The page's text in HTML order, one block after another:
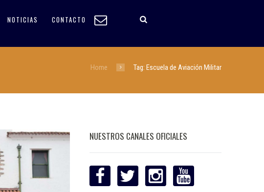
NOTICIAS CONTACTO
Home Tag: Escuela de Aviación Militar
NUESTROS CANALES OFICIALES